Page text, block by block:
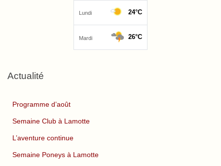
Actualité
Programme d’août
Semaine Club à Lamotte
L’aventure continue
Semaine Poneys à Lamotte